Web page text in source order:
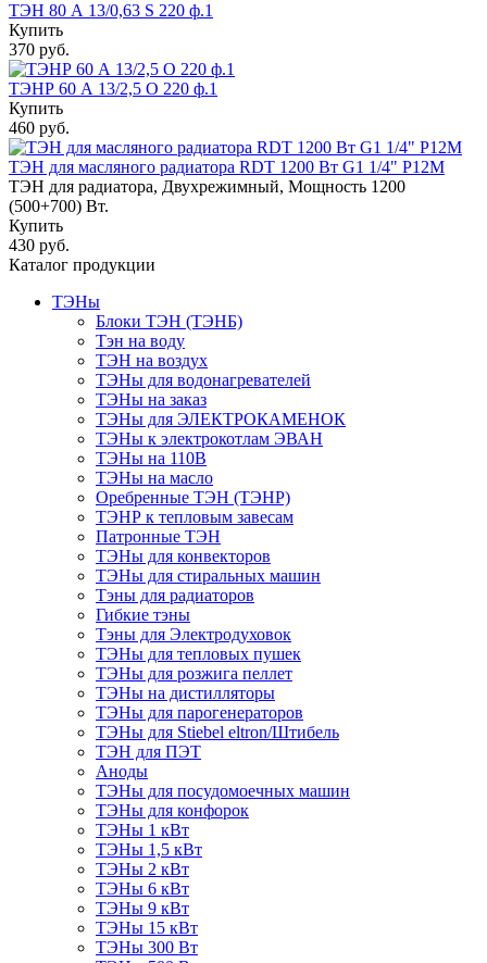
ТЭН 80 А 13/0,63 S 220 ф.1
Купить
370 руб.
ТЭНР 60 А 13/2,5 О 220 ф.1
Купить
460 руб.
ТЭН для масляного радиатора RDT 1200 Вт G1 1/4" Р12М
ТЭН для радиатора, Двухрежимный, Мощность 1200
(500+700) Вт.
Купить
430 руб.
Каталог продукции
ТЭНы
Блоки ТЭН (ТЭНБ)
Тэн на воду
ТЭН на воздух
ТЭНы для водонагревателей
ТЭНы на заказ
ТЭНы для ЭЛЕКТРОКАМЕНОК
ТЭНы к электрокотлам ЭВАН
ТЭНы на 110В
ТЭНы на масло
Оребренные ТЭН (ТЭНР)
ТЭНР к тепловым завесам
Патронные ТЭН
ТЭНы для конвекторов
ТЭНы для стиральных машин
Тэны для радиаторов
Гибкие тэны
Тэны для Электродуховок
ТЭНы для тепловых пушек
ТЭНы для розжига пеллет
ТЭНы на дистилляторы
ТЭНы для парогенераторов
ТЭНы для Stiebel eltron/Штибель
ТЭН для ПЭТ
Аноды
ТЭНы для посудомоечных машин
ТЭНы для конфорок
ТЭНы 1 кВт
ТЭНы 1,5 кВт
ТЭНы 2 кВт
ТЭНы 6 кВт
ТЭНы 9 кВт
ТЭНы 15 кВт
ТЭНы 300 Вт